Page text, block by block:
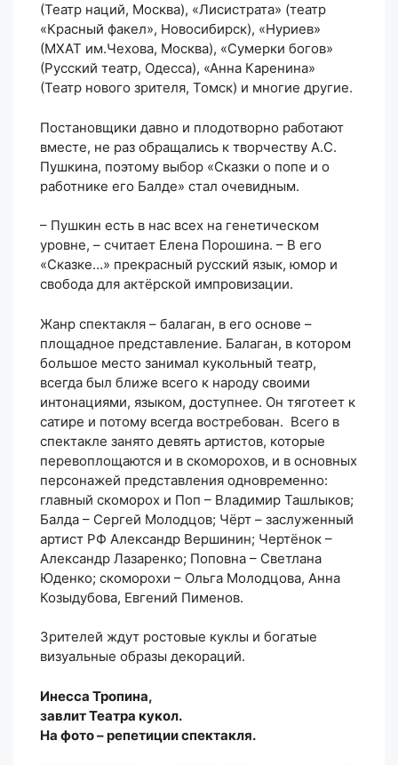
(Театр наций, Москва), «Лисистрата» (театр
«Красный факел», Новосибирск), «Нуриев»
(МХАТ им.Чехова, Москва), «Сумерки богов»
(Русский театр, Одесса), «Анна Каренина»
(Театр нового зрителя, Томск) и многие другие.
Постановщики давно и плодотворно работают
вместе, не раз обращались к творчеству А.С.
Пушкина, поэтому выбор «Сказки о попе и о
работнике его Балде» стал очевидным.
– Пушкин есть в нас всех на генетическом
уровне, – считает Елена Порошина. – В его
«Сказке…» прекрасный русский язык, юмор и
свобода для актёрской импровизации.
Жанр спектакля – балаган, в его основе –
площадное представление. Балаган, в котором
большое место занимал кукольный театр,
всегда был ближе всего к народу своими
интонациями, языком, доступнее. Он тяготеет к
сатире и потому всегда востребован. Всего в
спектакле занято девять артистов, которые
перевоплощаются и в скоморохов, и в основных
персонажей представления одновременно:
главный скоморох и Поп – Владимир Ташлыков;
Балда – Сергей Молодцов; Чёрт – заслуженный
артист РФ Александр Вершинин; Чертёнок –
Александр Лазаренко; Поповна – Светлана
Юденко; скоморохи – Ольга Молодцова, Анна
Козыдубова, Евгений Пименов.
Зрителей ждут ростовые куклы и богатые
визуальные образы декораций.
Инесса Тропина,
завлит Театра кукол.
На фото – репетиции спектакля.